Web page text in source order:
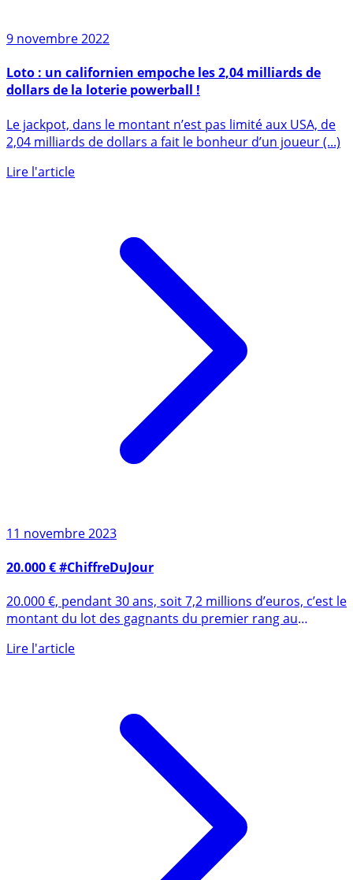
9 novembre 2022
dollars de la loterie powerball !
2,04 milliards de dollars a fait le bonheur d’un joueur (...)
11 novembre 2023
20.000 € #ChiffreDuJour
montant du lot des gagnants du premier rang au